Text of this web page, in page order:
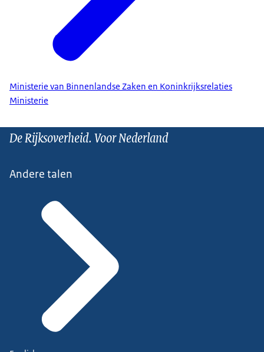
Ministerie van Binnenlandse Zaken en Koninkrijksrelaties
Ministerie
De Rijksoverheid. Voor Nederland
Andere talen